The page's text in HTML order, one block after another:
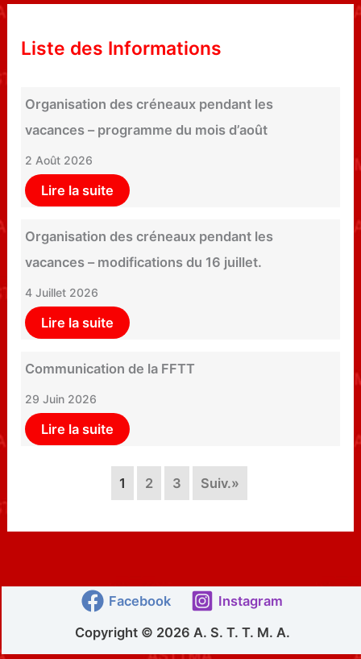
Liste des Informations
Organisation des créneaux pendant les
vacances – programme du mois d’août
2 Août 2026
Lire la suite
Organisation des créneaux pendant les
vacances – modifications du 16 juillet.
4 Juillet 2026
Lire la suite
Communication de la FFTT
29 Juin 2026
Lire la suite
1 2 3 Suiv.»
Facebook
Instagram
Copyright © 2026 A. S. T. T. M. A.